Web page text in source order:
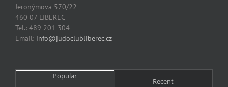
Jeronýmova 570/22
460 07 LIBEREC
Tel.: 489 201 304
Email: info@judoclubliberec.cz
Popular
Recent